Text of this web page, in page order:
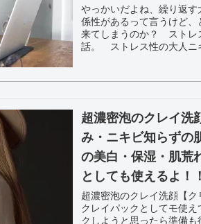
やっかいだよね、繰り返
係性があるって言うけど
来てしまうのか？ ストレ
話。 ストレス性の大人ニ
超濃密泡のクレイ洗
み・ニキビ知らず
の美白・保湿・肌荒
としても使えるよ！
超濃密泡のクレイ洗顔【
クレイパックとしてモ使
クしようと思ったら準備